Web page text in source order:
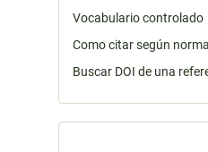
Vocabulario controlado
Como citar según
Buscar DOI de una